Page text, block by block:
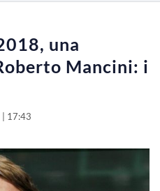
una
Mancini: i
| 17:43